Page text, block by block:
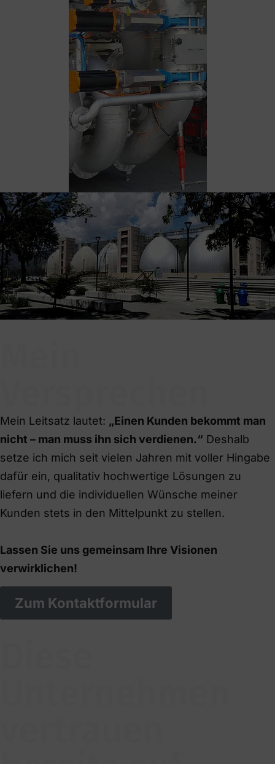
Mein Leitsatz lautet: „Einen Kunden bekommt man
nicht – man muss ihn sich verdienen.“ Deshalb
setze ich mich seit vielen Jahren mit voller Hingabe
dafür ein, qualitativ hochwertige Lösungen zu
liefern und die individuellen Wünsche meiner
Kunden stets in den Mittelpunkt zu stellen.
Lassen Sie uns gemeinsam Ihre Visionen
verwirklichen!
Zum Kontaktformular